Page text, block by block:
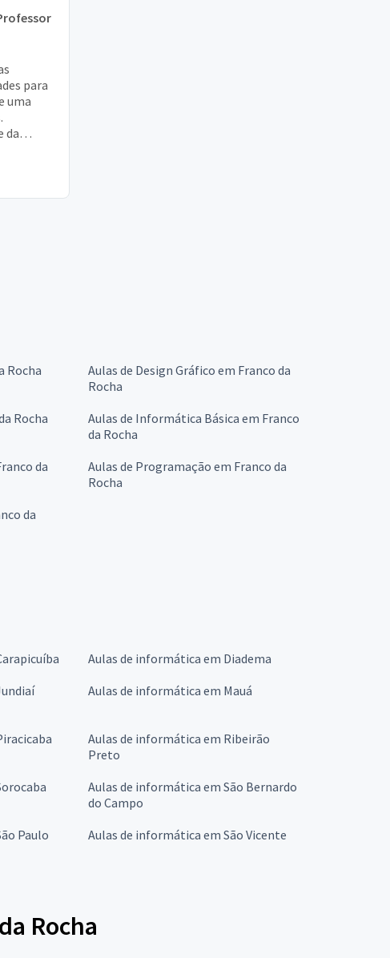
para
uma
da
Rocha
Aulas de Design Gráfico em Franco da
Rocha
Rocha
Aulas de Informática Básica em Franco
da Rocha
da
Aulas de Programação em Franco da
Rocha
da
Aulas de informática em Diadema
Aulas de informática em Mauá
Aulas de informática em Ribeirão
Preto
Aulas de informática em São Bernardo
do Campo
Paulo Aulas de informática em São Vicente
Rocha